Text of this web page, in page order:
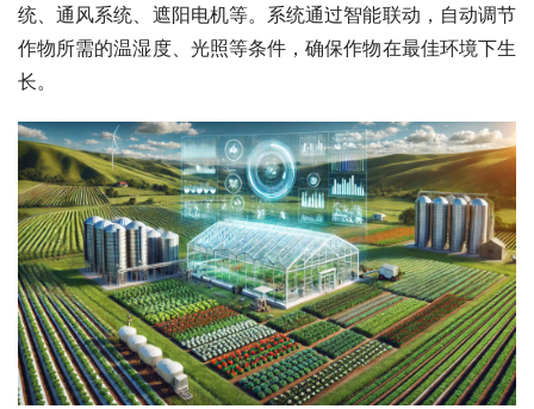
统、通风系统、遮阳电机等。系统通过智能联动，自动调节
作物所需的温湿度、光照等条件，确保作物在最佳环境下生
长。